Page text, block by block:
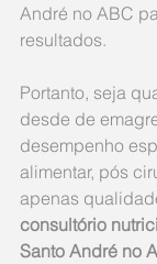
André no ABC
resultados.
Portanto, seja
desde de
desempenho
alimentar, pós
apenas
consultório
Santo André no